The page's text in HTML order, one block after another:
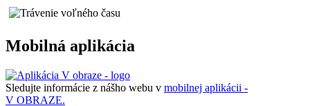
Mobilná aplikácia
Sledujte informácie z nášho webu v mobilnej aplikácii -
V OBRAZE.